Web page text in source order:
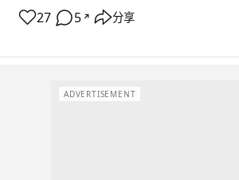
27 5 ↗ 分享
ADVERTISEMENT